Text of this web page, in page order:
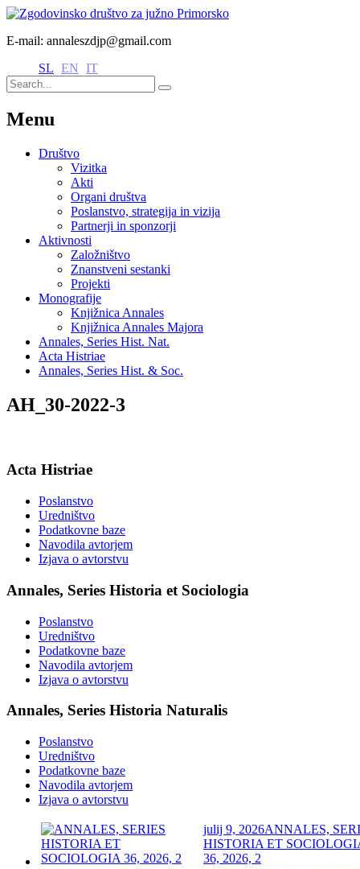
E-mail: annaleszdjp@gmail.com
SL EN IT
Menu
Društvo
Vizitka
Akti
Organi društva
Poslanstvo, strategija in vizija
Partnerji in sponzorji
Aktivnosti
Založništvo
Znanstveni sestanki
Projekti
Monografije
Knjižnica Annales
Knjižnica Annales Majora
Annales, Series Hist. Nat.
Acta Histriae
Annales, Series Hist. & Soc.
AH_30-2022-3
Acta Histriae
Poslanstvo
Uredništvo
Podatkovne baze
Navodila avtorjem
Izjava o avtorstvu
Annales, Series Historia et Sociologia
Poslanstvo
Uredništvo
Podatkovne baze
Navodila avtorjem
Izjava o avtorstvu
Annales, Series Historia Naturalis
Poslanstvo
Uredništvo
Podatkovne baze
Navodila avtorjem
Izjava o avtorstvu
julij 9, 2026ANNALES,
HISTORIA ET
36, 2026, 2